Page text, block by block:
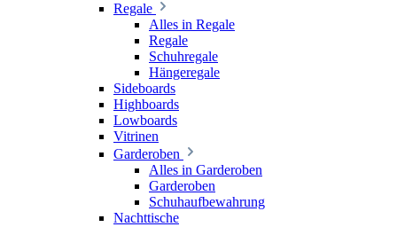
Regale
Alles in Regale
Regale
Schuhregale
Hängeregale
Sideboards
Highboards
Lowboards
Vitrinen
Garderoben
Alles in Garderoben
Garderoben
Schuhaufbewahrung
Nachttische